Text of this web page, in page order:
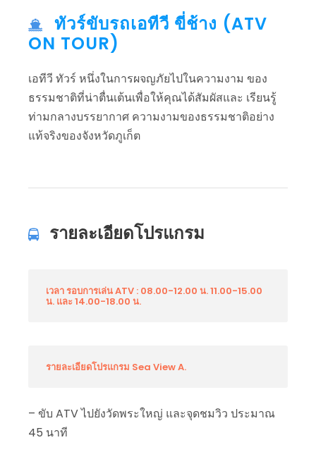
ทัวร์ขับรถเอทีวี ขี่ช้าง (ATV
ON TOUR)
เอทีวี ทัวร์ หนึ่งในการผจญภัยไปในความงาม ของ
ธรรมชาติที่น่าตื่นเต้นเพื่อให้คุณได้สัมผัสและ เรียนรู้
ท่ามกลางบรรยากาศ ความงามของธรรมชาติอย่าง
แท้จริงของจังหวัดภูเก็ต
รายละเอียดโปรแกรม
เวลา รอบการเล่น ATV : 08.00-12.00 น. 11.00-15.00
น. และ 14.00-18.00 น.
รายละเอียดโปรแกรม Sea View A.
– ขับ ATV ไปยังวัดพระใหญ่ และจุดชมวิว ประมาณ
45 นาที